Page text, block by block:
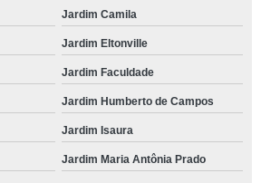
Jardim Camila
Jardim Eltonville
Jardim Faculdade
Jardim Humberto de Campos
Jardim Isaura
Jardim Maria Antônia Prado